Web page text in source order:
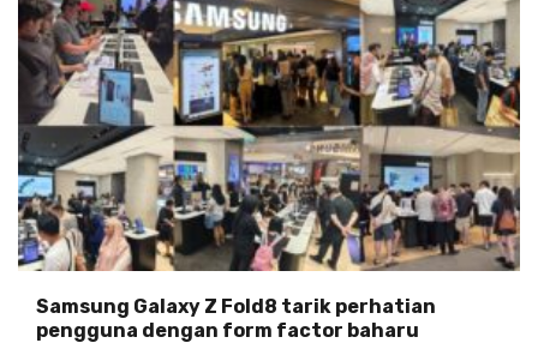
Samsung Galaxy Z Fold8 tarik perhatian
pengguna dengan form factor baharu